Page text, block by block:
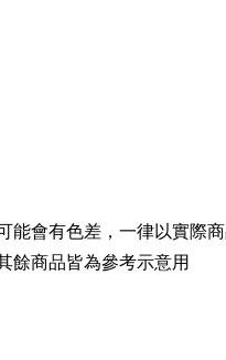
能會有色差 ， 一律以實際
餘商品皆為參考示意用